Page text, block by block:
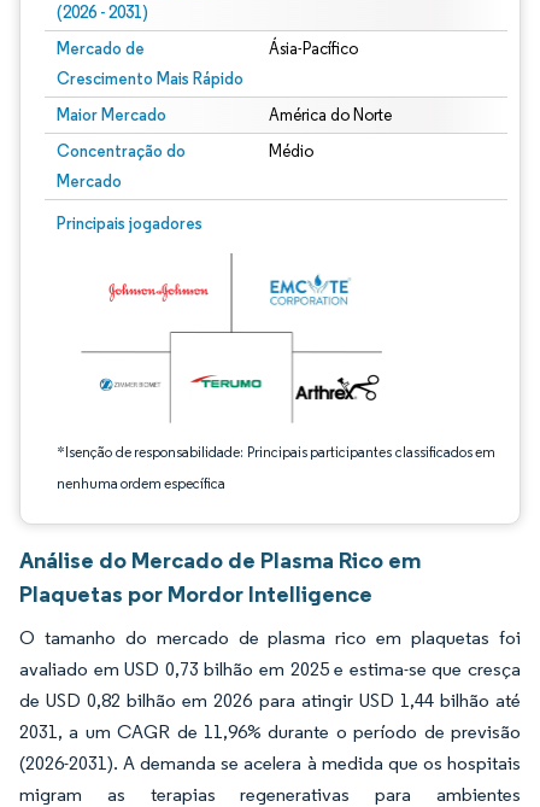
(2026 - 2031)
Mercado de
Crescimento Mais Rápido
Ásia-Pacífico
Maior Mercado América do Norte
Concentração do
Mercado
Médio
Principais jogadores
*Isenção de responsabilidade: Principais participantes classificados em
nenhuma ordem específica
Imagem © Mordor Intelligence. O reuso requer atribuição conforme CC BY 4.0.
Análise do Mercado de Plasma Rico em
Plaquetas por Mordor Intelligence
O tamanho do mercado de plasma rico em plaquetas foi
avaliado em USD 0,73 bilhão em 2025 e estima-se que cresça
de USD 0,82 bilhão em 2026 para atingir USD 1,44 bilhão até
2031, a um CAGR de 11,96% durante o período de previsão
(2026-2031). A demanda se acelera à medida que os hospitais
migram as terapias regenerativas para ambientes